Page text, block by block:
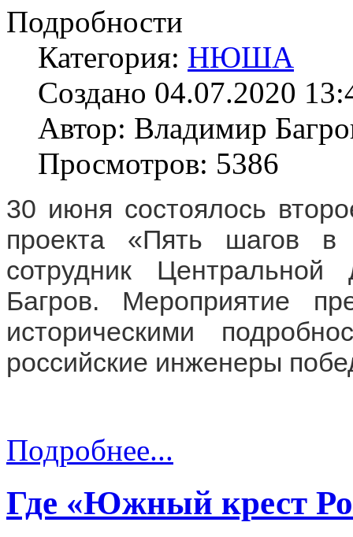
Подробности
Категория: НЮША
Создано 04.07.2020
Автор: Владимир
Просмотров: 5386
30 июня состоялось
проекта «Пять шагов в
сотрудник Центральной
Багров. Мероприятие
историческими
российские инженеры
Подробнее...
Где «Южный крест